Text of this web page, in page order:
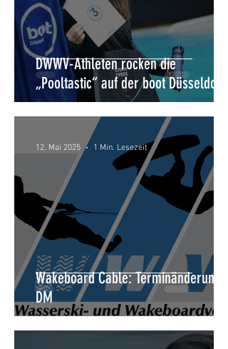
DWWV-Athleten rocken die
„Pooltastic“ auf der boot Düsseldorf
Wakeboard Cable: Terminänderung
DM
12. Mai 2025 1 Min. Lesezeit